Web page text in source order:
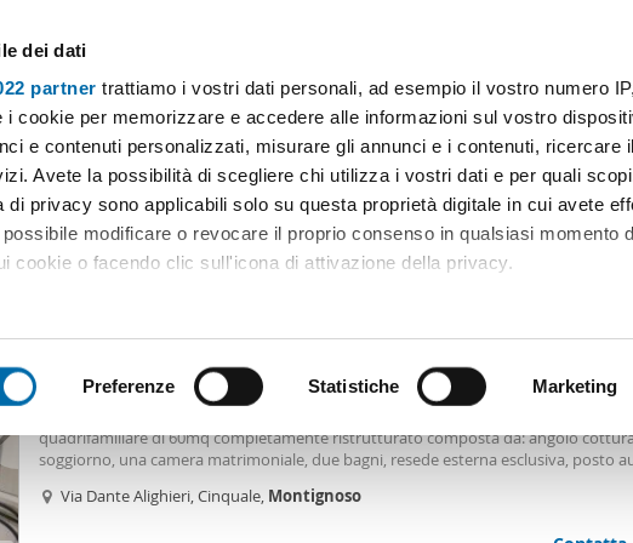
dei dati
partner trattiamo i vostri dati personali, ad esempio il vostro numero
i cookie per memorizzare e accedere alle informazioni sul vostro
e contenuti personalizzati, misurare gli annunci e i contenuti, ricercare
Avete la possibilità di scegliere chi utilizza i vostri dati e per quali
di privacy sono applicabili solo su questa proprietà digitale in cui avete
modificare o revocare il proprio consenso in qualsiasi momento
cookie o facendo clic sull'icona di attivazione della privacy.
tuo dispositivo, scansionandolo attivamente alla ricerca di caratteristiche
vengono elaborati i tuoi dati personali e imposta le tue preferenze
o ritirare il tuo consenso in qualsiasi momento dalla Dichiarazione
per personalizzare contenuti ed annunci, per fornire funzionalità dei
Preferenze Statistiche Marketing
Prezzo Superficie Locali Più filtri - 2
Affitto bilocale arredato montignoso
Ordine Mioaffitto
2
Bilocale arredato Cinquale
quadrifamiliare di 60mq completamente ristrutturato composta da: angolo
soggiorno, una camera matrimoniale, due bagni, resede esterna esclusiva, posto
Emilia e successivamente con gli uffici di Forte dei Marmi. Ci occupiamo di
Via Dante Alighieri, Cinquale, Montignoso